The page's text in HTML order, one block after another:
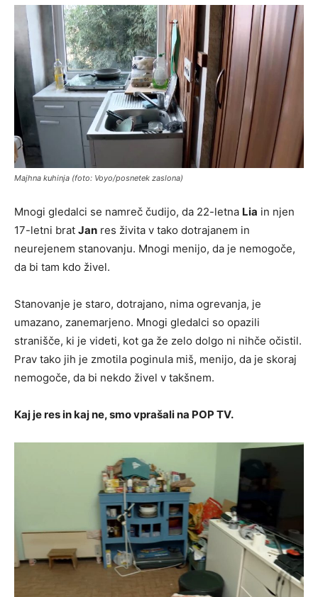
Majhna kuhinja (foto: Voyo/posnetek zaslona)
Mnogi gledalci se namreč čudijo, da 22-letna Lia in njen
17-letni brat Jan res živita v tako dotrajanem in
neurejenem stanovanju. Mnogi menijo, da je nemogoče,
da bi tam kdo živel.
Stanovanje je staro, dotrajano, nima ogrevanja, je
umazano, zanemarjeno. Mnogi gledalci so opazili
stranišče, ki je videti, kot ga že zelo dolgo ni nihče očistil.
Prav tako jih je zmotila poginula miš, menijo, da je skoraj
nemogoče, da bi nekdo živel v takšnem.
Kaj je res in kaj ne, smo vprašali na POP TV.